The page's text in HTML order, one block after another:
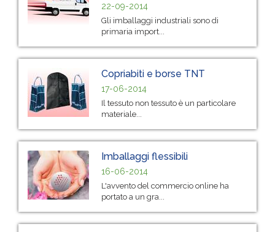
22-09-2014
Gli imballaggi industriali sono di
primaria import...
Copriabiti e borse TNT
17-06-2014
Il tessuto non tessuto è un particolare
materiale...
Imballaggi flessibili
16-06-2014
L'avvento del commercio online ha
portato a un gra...